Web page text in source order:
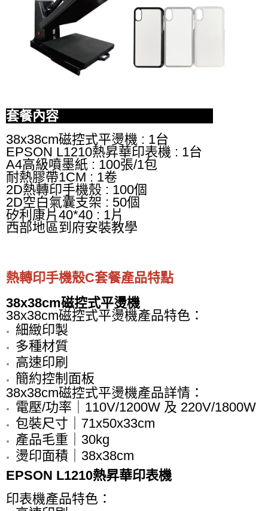
套餐內容
38x38cm磁控式平燙機 : 1台
EPSON L1210熱昇華印表機 : 1台
A4高級噴墨紙 : 100張/1包
耐熱膠帶1CM : 1卷
2D熱轉印手機殼 : 100個
2D空白氣囊支架 : 50個
矽利康片40*40 : 1片
西部地區到府安裝教學
熱轉印手機殼C套餐產品特點
38x38cm磁控式平燙機
38x38cm磁控式平燙機產品特色：
細緻印製
多種材質
高速印刷
簡約控制面板
38x38cm磁控式平燙機產品詳情：
電壓/功率｜110V/1200W 及 220V/1800W
包裝尺寸｜71x50x33cm
產品毛重｜30kg
燙印面積｜38x38cm
EPSON L1210熱昇華印表機
印表機產品特色：